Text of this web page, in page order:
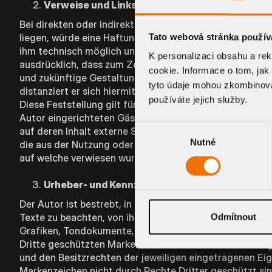
Tato webová stránka
K personalizaci obsahu a
cookie. Informace o tom,
tyto údaje mohou
používáte jejich služby.
Výběr
Nutné
Odmítnout
Verweise und Links
Bei direkten oder indirekten Verweisen auf fremde
liegen, würde eine Haftungsverpflichtung
ihm technisch möglich und zumutbar wäre, die
ausdrücklich, dass zum Zeitpunkt der Linksetzung
und zukünftige Gestaltung, die Inhalte oder die
distanziert er sich hiermit ausdrücklich von allen
Diese Feststellung gilt für alle innerhalb des eigenen
Autor eingerichteten Gästebüchern, Diskussionsforen,
auf deren Inhalt externe Schreibzugriffe möglich sind.
die aus der Nutzung oder Nichtnutzung solcherart
auf welche verwiesen wurde, nicht derjenige, der über
Urheber- und Kennzeichenrecht
Der Autor ist bestrebt, in allen Publikationen die
Texte zu beachten, von ihm selbst erstellte Bilder,
Grafiken, Tondokumente, Videosequenzen und Texte
Dritte geschützten Marken- und Warenzeichen
und den Besitzrechten der jeweiligen eingetragenen